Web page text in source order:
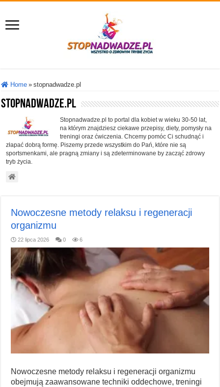
Home » stopnadwadze.pl
stopnadwadze.pl
Stopnadwadze.pl to portal dla kobiet w wieku 30-50 lat,
na którym znajdziesz ciekawe przepisy, diety, pomysły na
treningi oraz ćwiczenia. Chcemy pomóc Ci schudnąć i
złapać dobrą formę. Piszemy przede wszystkim do Pań, które nie są
sportsmenkami, ale pragną zmiany i są zdeterminowane by zacząć zdrowy
tryb życia.
Nowoczesne metody relaksu i regeneracji
organizmu
22 lipca 2026 0 6
Nowoczesne metody relaksu i regeneracji organizmu
obejmują zaawansowane techniki oddechowe, treningi